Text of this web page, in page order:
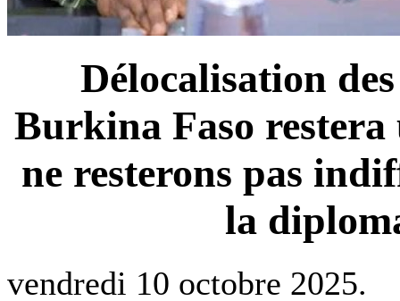
Délocalisation
Burkina Faso restera
ne resterons pas
la
vendredi 10 octobre 2025.